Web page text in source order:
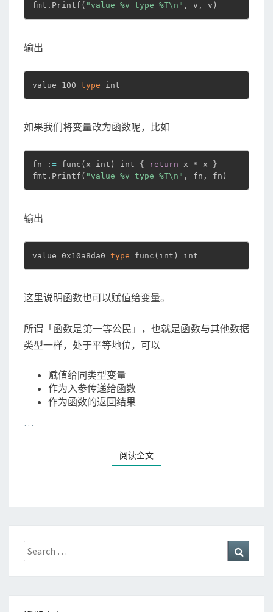
fmt.Printf ( "value %v type %T\n" , v, v )
输出
value 100 type int
如果我们将变量改为函数呢，比如
fn : = func ( x int ) int { return x * x
}
fmt.Printf ( "value %v type %T\n" , fn, fn )
输出
value 0x10a8da0 type func ( int ) int
这里说明函数也可以赋值给变量。
所谓「函数是第一等公民」，也就是函数与其他数据
类型一样，处于平等地位，可以
赋值给同类型变量
作为入参传递给函数
作为函数的返回结果
…
阅读全文
Search
for: